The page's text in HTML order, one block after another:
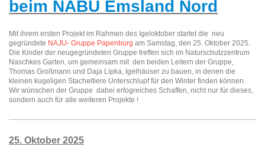
beim NABU Emsland Nord
Mit ihrem ersten Projekt im Rahmen des Igeloktober startet die neu
gegründete NAJU- Gruppe Papenburg am Samstag, den 25. Oktober 2025.
Die Kinder der neugegründeten Gruppe treffen sich im Naturschutzzentrum
Naschkes Garten, um gemeinsam mit den beiden Leitern der Gruppe,
Thomas Großmann und Daja Lipka, Igelhäuser zu bauen, in denen die
kleinen kugeligen Stacheltiere Unterschlupf für den Winter finden können.
Wir wünschen der Gruppe dabei erfogreiches Schaffen, nicht nur für dieses,
sondern auch für alle weiteren Projekte !
25. Oktober 2025